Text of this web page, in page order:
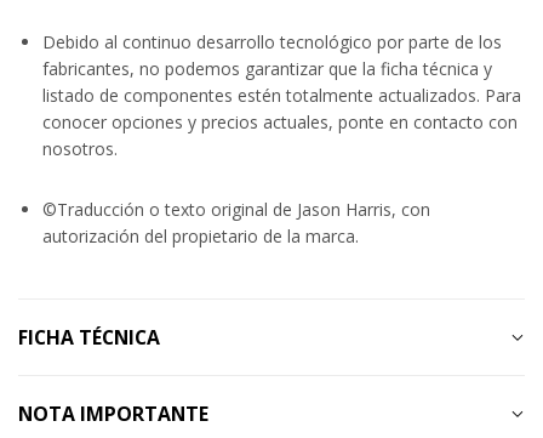
Debido al continuo desarrollo tecnológico por parte de los
fabricantes, no podemos garantizar que la ficha técnica y
listado de componentes estén totalmente actualizados. Para
conocer opciones y precios actuales, ponte en contacto con
nosotros.
©Traducción o texto original de Jason Harris, con
autorización del propietario de la marca.
FICHA TÉCNICA
NOTA IMPORTANTE